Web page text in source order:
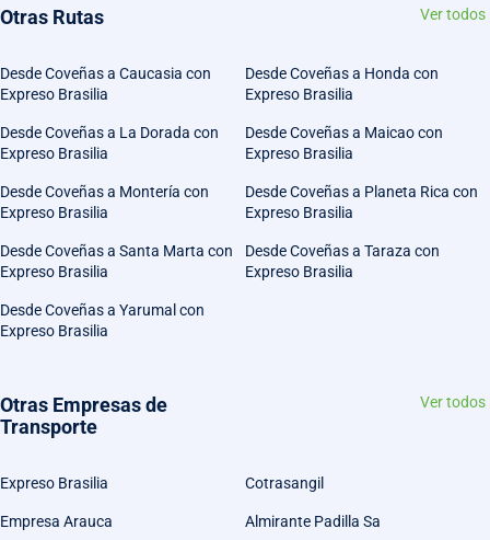
Otras Rutas Ver todos
Desde Coveñas a Caucasia con
Expreso Brasilia
Desde Coveñas a Honda con
Expreso Brasilia
Desde Coveñas a La Dorada con
Expreso Brasilia
Desde Coveñas a Maicao con
Expreso Brasilia
Desde Coveñas a Montería con
Expreso Brasilia
Desde Coveñas a Planeta Rica con
Expreso Brasilia
Desde Coveñas a Santa Marta con
Expreso Brasilia
Desde Coveñas a Taraza con
Expreso Brasilia
Desde Coveñas a Yarumal con
Expreso Brasilia
Otras Empresas de
Transporte
Ver todos
Expreso Brasilia Cotrasangil
Empresa Arauca Almirante Padilla Sa